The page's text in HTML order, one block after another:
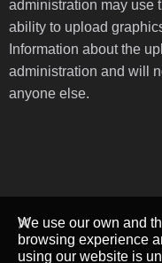
administration may use
ability to upload
Information about the
administration and will
anyone else.
We use our own and
browsing experience
using our website is